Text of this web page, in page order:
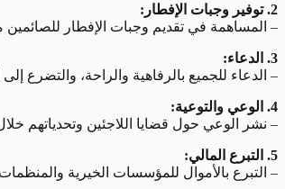
2. توفير وجبات الإفطار:
– المساهمة في تقديم وجبات الإفطار للصائمين
3. الدعاء:
– الدعاء للجميع بالرفاهية والراحة، والتضرع
4. الوعي والتوعية:
– نشر الوعي حول قضايا اللاجئين وتحدياتهم
5. التبرع المالي:
– التبرع بالأموال للمؤسسات الخيرية